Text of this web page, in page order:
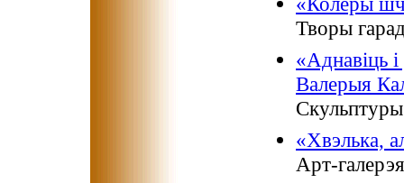
Творы
«Аднавіць
Валерыя
«Хвэлька,
Арт-